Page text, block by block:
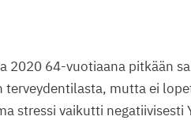
2020 64-vuotiaana pitkään
terveydentilasta, mutta ei
stressi vaikutti negatiivisesti